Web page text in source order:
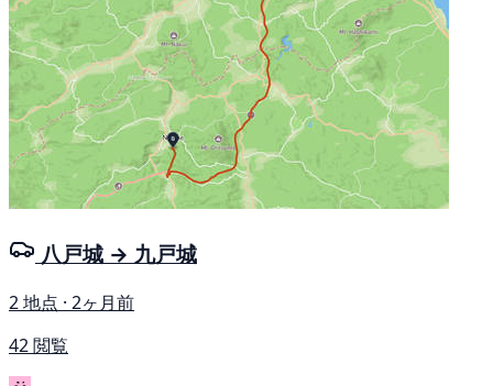
八戸城 → 九戸城
2 地点 · 2ヶ月前
42 閲覧